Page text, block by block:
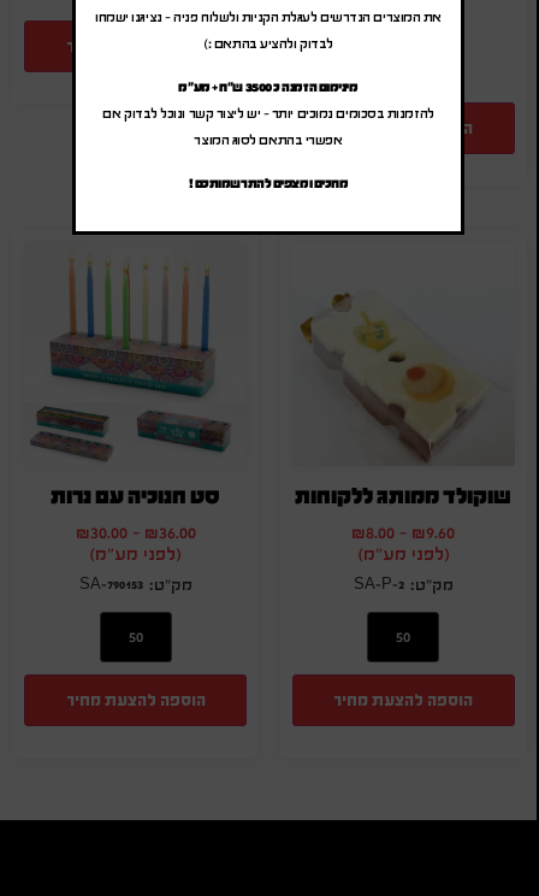
SA-2874
הוספה להצעת מחיר
הוספה להצעת מחיר
שוקולד ממותג ללקוחות
₪9.60
-
₪8.00
(לפני מע"מ)
SA-P-2
הוספה להצעת מחיר
סט חנוכיה עם נרות
₪36.00
-
₪30.00
(לפני מע"מ)
SA-790153
הוספה להצעת מחיר
את המוצרים הנדרשים לעגלת הקניות ולשלוח פניה – נציגנו ישמחו
לבדוק ולהציע בהתאם :)
מינימום הזמנה כ 3500 ש"ח + מע"מ
להזמנות בסכומים נמוכים יותר – יש ליצור קשר ונוכל לבדוק אם
אפשרי בהתאם לסוג המוצר
מחכים ומצפים להתרשמותכם !